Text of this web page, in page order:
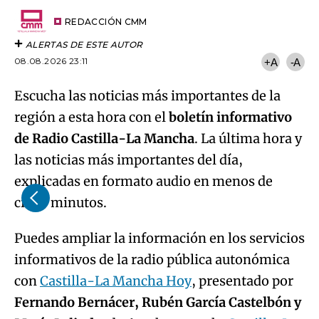
REDACCIÓN CMM
ALERTAS DE ESTE AUTOR
08.08.2026 23:11
+A -A
Escucha las noticias más importantes de la
región a esta hora con elboletín informativo
de Radio Castilla-La Mancha. La última hora y
las noticias más importantes del día,
explicadas en formato audio en menos de
cinco minutos.
Puedes ampliar la información en los servicios
informativos de la radio pública autonómica
conCastilla-La Mancha Hoy, presentado por
Fernando Bernácer, Rubén García Castelbón y